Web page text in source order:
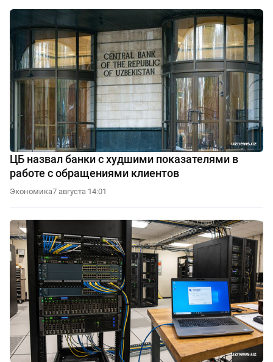
ЦБ назвал банки с худшими показателями в
работе с обращениями клиентов
Экономика7 августа 14:01